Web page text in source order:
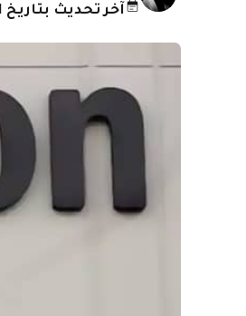
آخر تحديث بتاريخ 21 يناير 2021